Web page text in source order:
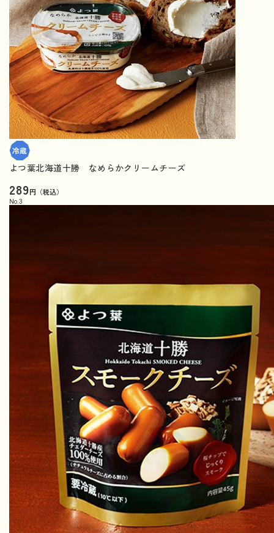
よつ葉北海道十勝 なめらかクリームチーズ
289円（税込）
No. 3